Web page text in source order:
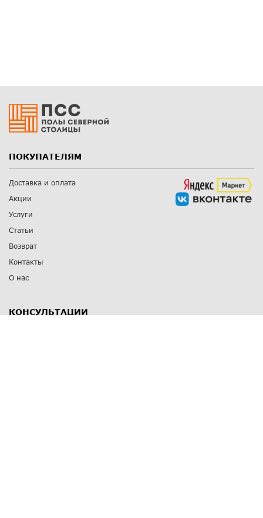
ПОКУПАТЕЛЯМ
Доставка и оплата
Акции
Услуги
Статьи
Возврат
Контакты
О нас
КОНСУЛЬТАЦИИ